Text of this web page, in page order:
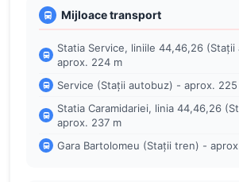
Mijloace transport
Statia Service, liniile 44,46,26
aprox. 224 m
Service (Stații autobuz) - aprox. 225
Statia Caramidariei, linia 44,46,26
aprox. 237 m
Gara Bartolomeu (Stații tren) -